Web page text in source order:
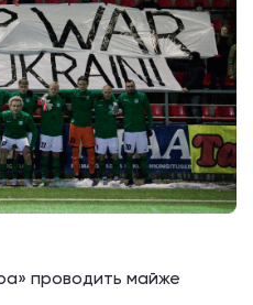
проводить майже